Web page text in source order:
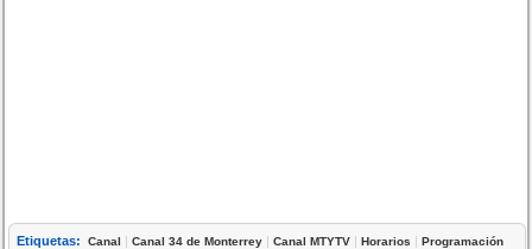
Etiquetas: Canal |Canal 34 de Monterrey |Canal MTYTV |Horarios |Programación